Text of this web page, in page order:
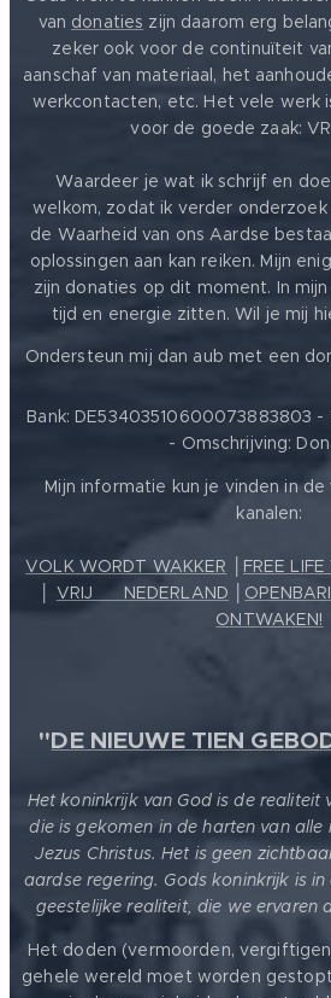
van donaties zijn daarom erg
zeker ook voor de continuïteit
aanschaf van materiaal, het
werkcontacten, etc. Het vele werk
voor de goede zaak:
Waardeer je wat ik schrijf en
welkom, zodat ik verder onderzoek
de Waarheid van ons Aardse
oplossingen aan kan reiken. Mijn
zijn donaties op dit moment. In
tijd en energie zitten. Wil je mij
Ondersteun mij dan aub met een
Bank: DE53403510600073883803 -
- Omschrijving:
Mijn informatie kun je vinden in
kanalen:
VOLK WORDT WAKKER FREE
VRIJ ❤️ NEDERLAND
ONTWAKEN!
"DE NIEUWE TIEN
Het koninkrijk van God is de realiteit
die is gekomen in de harten van alle
Jezus Christus. Het is geen
aardse regering. Gods koninkrijk is in
geestelijke realiteit, die we ervaren
Het doden (vermoorden,
gehele wereld moet worden